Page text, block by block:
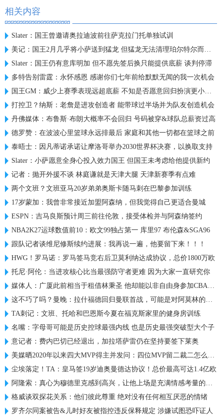
相关内容
Slater：国王曾邀请奥拉迪波前往萨克拉门托单独试训
美记：国王2月几乎将小萨送到猛龙 但猛龙无法清理珀尔特尔而告吹
Slater：国王仍有意库明加 但不愿先签后换只能提供底薪 谈判停滞
多特告别雷霆：永怀感恩 感谢你们七年前给默默无闻的我一次机会
国王GM：威少上赛季表现远超底薪 不知是否愿意回归扮演更小角色
打控卫？纳斯：老詹是进攻创造者 能带球过半场并为队友创造机会
丹佛媒体：布鲁斯·布朗大概率不会回归 号码被穿&球队总薪资过高
德罗赞：在波波心里篮球永远排最后 家庭和其他一切都在篮球之前
泰晤士：因凡蒂诺承诺让摩洛哥举办2030世界杯决赛，以换取支持
Slater：小萨愿意全身心投入效力国王 但国王未考虑给他提供新约
记者：抛开外援不谈 林庭谦就是天津大腿 天津新赛季有点难
两个文班？文班亚马20岁弟弟奥斯卡随马刺在巴黎参加训练
17岁蒙加：我曾非常接近加盟阿森纳，但我觉得自己更适合曼城
ESPN：吉马良斯预计周三前往伦敦，接受体检并与阿森纳签约
NBA2K27运球数值前10：欧文99独占第一 库里97 布伦森&SGA96
跟队记者谈维尼修斯续约进展：我再说一遍，他要留下来！！！
HWG！罗马诺：罗马签马竞右后卫莫利纳达成协议，总价1800万欧
托尼·阿伦：当进攻核心比当最强防守者更难 因为大家一直研究你
媒体人：广厦此前相当于租借林秉圣 他却能以非自由身参加CBA选秀
这不巧了吗？曼晚：拉什福德回归曼联首战，可能是对阿莫林的米兰
TA刺记：文班、托哈和巴恩斯今夏在福克斯家里的健身房训练
名嘴：字母哥可能是历史控球最强内线 也是历史最强突破型大个子
意记者：费内巴切已经退出，加拉塔萨雷仍在坚持要签下莱奥
美媒晒2020年以来四大MVP得主并发问：四位MVP留二裁二怎么选？
尘埃落定！TA：皇马签19岁迪奥曼德达协议！总价最高可达1.4亿欧
阿隆索：真心为穆德里克感到高兴，让他上场是充满情感考量的决定
格威谈双探花关系：他们彼此尊重 绝对没有任何相互厌恶的情绪
罗齐尔同案被告&儿时好友被指控违反保释规定 涉嫌试图恐吓证人